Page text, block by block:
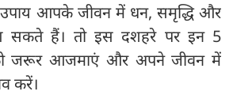
उपाय आपके जीवन में धन, समृद्धि और
हैं। तो इस दशहरे पर इन 5
को जरूर आजमाएं और अपने जीवन में
करें।